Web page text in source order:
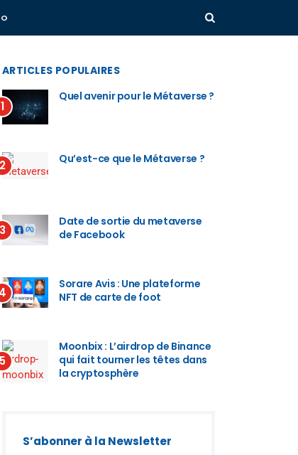
ARTICLES POPULAIRES
1
Quel avenir pour le Métaverse ?
2 Qu’est-ce que le Métaverse ?
3
Date de sortie du metaverse
de Facebook
4
Sorare Avis : Une plateforme
NFT de carte de foot
5
Moonbix : L’airdrop de Binance
qui fait tourner les têtes dans
la cryptosphère
S’abonner à la Newsletter